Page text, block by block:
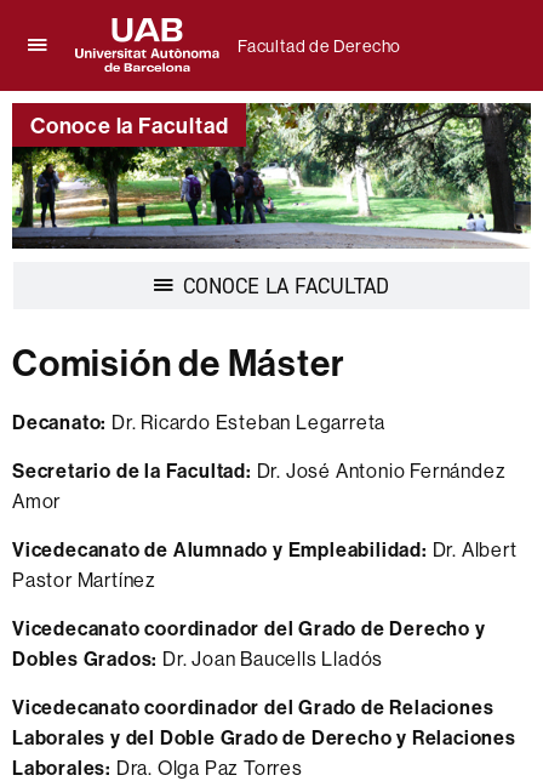
aquí
para
desplegar
el
menú
de
Facultad
Universitat
Autònoma
de
Barcelona
Facultad de Derecho
Conoce la Facultad
CONOCE LA FACULTAD
Comisión de Máster
Decanato: Dr. Ricardo Esteban Legarreta
Secretario de la Facultad: Dr. José Antonio Fernández
Amor
Vicedecanato de Alumnado y Empleabilidad: Dr. Albert
Pastor Martínez
Vicedecanato coordinador del Grado de Derecho y
Dobles Grados: Dr. Joan Baucells Lladós
Vicedecanato coordinador del Grado de Relaciones
Laborales y del Doble Grado de Derecho y Relaciones
Laborales: Dra. Olga Paz Torres